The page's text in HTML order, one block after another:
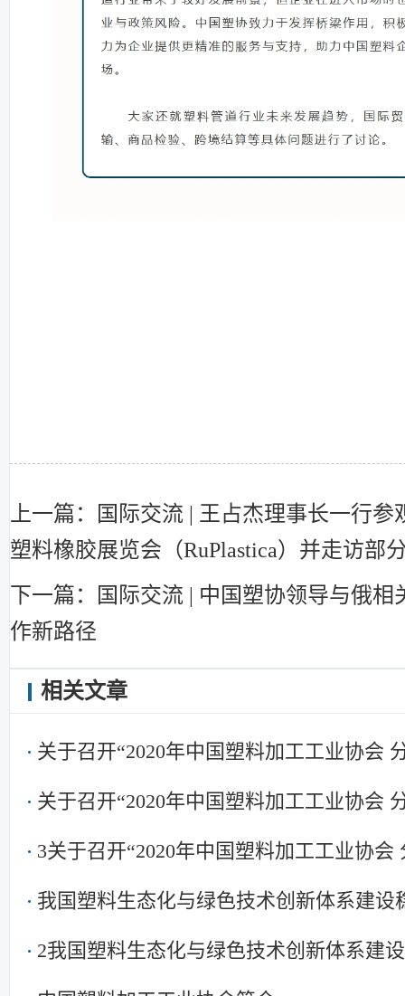
上一篇：国际交流 | 王占杰理事长一行
塑料橡胶展览会（RuPlastica）并走访部
下一篇：国际交流 | 中国塑协领导与俄
作新路径
相关文章
关于召开“2020年中国塑料加工工业协会
关于召开“2020年中国塑料加工工业协会
3关于召开“2020年中国塑料加工工业协
我国塑料生态化与绿色技术创新体系建设
2我国塑料生态化与绿色技术创新体系建